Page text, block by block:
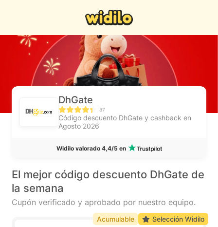
DhGate
87
Código descuento DhGate y cashback en
Agosto 2026
Widilo valorado 4,4/5 en
El mejor código descuento DhGate de
la semana
Cupón verificado y aprobado por nuestro equipo.
Acumulable Selección Widilo